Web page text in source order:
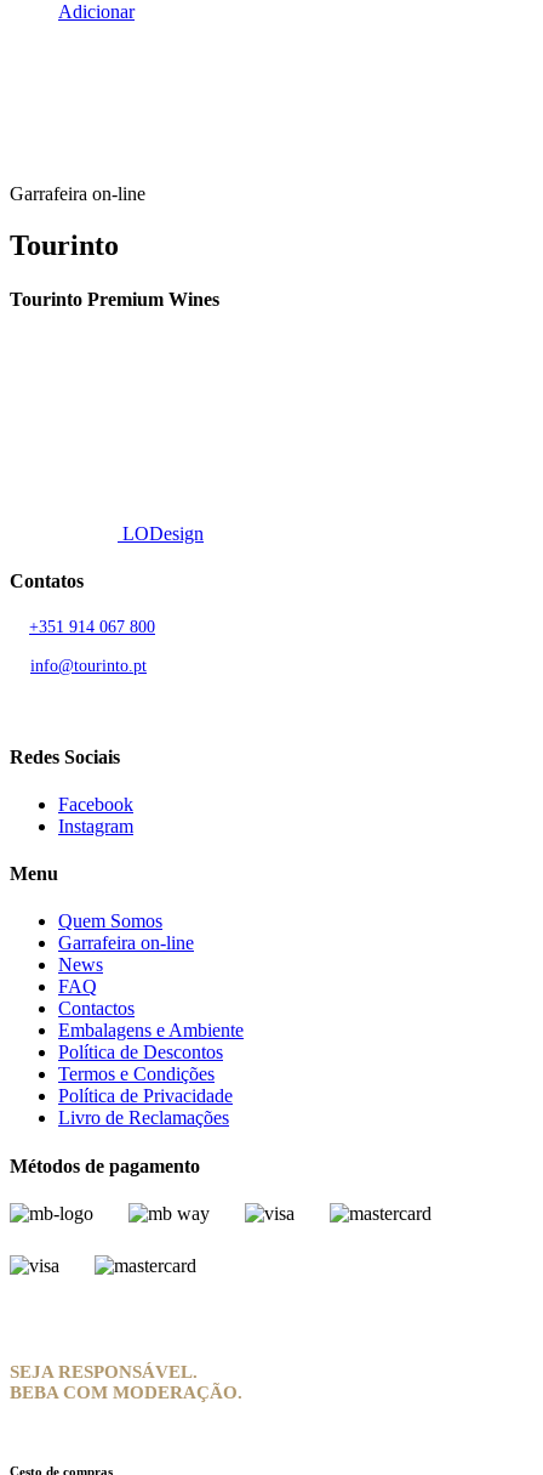
Adicionar
Garrafeira on-line
Tourinto
Tourinto Premium Wines
LODesign
Contatos
+351 914 067 800
info@tourinto.pt
Redes Sociais
Facebook
Instagram
Menu
Quem Somos
Garrafeira on-line
News
FAQ
Contactos
Embalagens e Ambiente
Política de Descontos
Termos e Condições
Política de Privacidade
Livro de Reclamações
Métodos de pagamento
SEJA RESPONSÁVEL.
BEBA COM MODERAÇÃO.
Cesto de compras